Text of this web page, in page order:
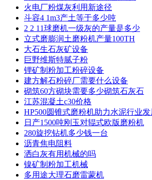
火电厂粉煤灰利用新途径
斗容4 1m3产土等于多少吨
2 2 11球磨机一级灰的产量是多少
立式磨膨润土磨粉机产量100TH
大石生石灰矿设备
巨野维斯特腻子粉
锂矿制粉加工粉碎设备
建方解石粉碎厂需要什么设备
砌筑60方砌块需要多少砌筑石灰石
江苏混凝土c30价格
HP500圆锥式磨粉机助力水泥行业
日产1500吨刚玉对辊式欧版磨粉机
280旋挖钻机多少钱一台
沥青焦电阻料
洒白灰有用机械的吗
镍矿制粉加工机械
多用途大理石磨雷蒙机